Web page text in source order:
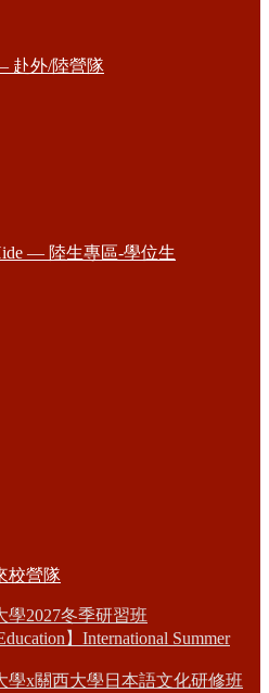
赴外/陸營隊
— 陸生專區-學位生
校營隊
學2027冬季研習班
】International Summer
學x關西大學日本語文化研修班